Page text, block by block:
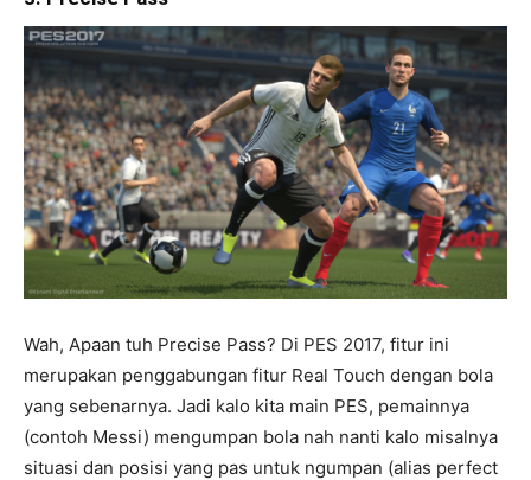
Wah, Apaan tuh Precise Pass? Di PES 2017, fitur ini
merupakan penggabungan fitur Real Touch dengan bola
yang sebenarnya. Jadi kalo kita main PES, pemainnya
(contoh Messi) mengumpan bola nah nanti kalo misalnya
situasi dan posisi yang pas untuk ngumpan (alias perfect